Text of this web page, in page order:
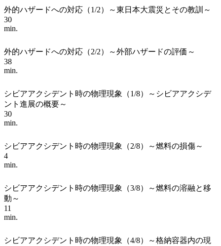
外的ハザードへの対応（1/2）～東日本大震災とその教訓～
30
min.
外的ハザードへの対応（2/2）～外部ハザードの評価～
38
min.
シビアアクシデント時の物理現象（1/8）～シビアアクシデ
ント進展の概要～
30
min.
シビアアクシデント時の物理現象（2/8）～燃料の損傷～
4
min.
シビアアクシデント時の物理現象（3/8）～燃料の溶融と移
動～
11
min.
シビアアクシデント時の物理現象（4/8）～格納容器内の現